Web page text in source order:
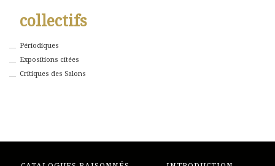
collectifs
Périodiques
Expositions citées
Critiques des Salons